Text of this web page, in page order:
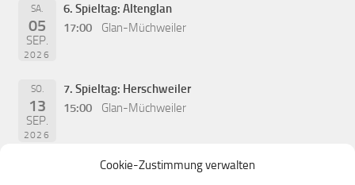
Cookie-Zustimmung verwalten
SA.
05
SEP.
2026
6. Spieltag: Altenglan
17:00
Glan-Müchweiler
SO.
13
SEP.
2026
7. Spieltag: Herschweiler
15:00
Glan-Müchweiler